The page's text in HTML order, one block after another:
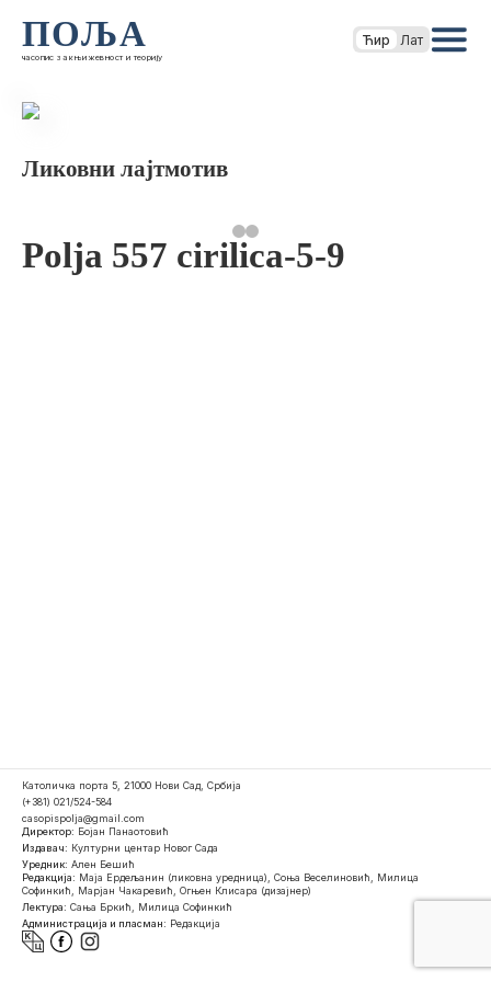
ПОЉА
часопис за књижевност и теорију
Ћир Лат
Ликовни лајтмотив
Polja 557 cirilica-5-9
Католичка порта 5, 21000 Нови Сад, Србија
(+381) 021/524-584
casopispolja@gmail.com
Директор: Бојан Панаотовић
Издавач: Културни центар Новог Сада
Уредник: Ален Бешић
Редакција: Маја Ердељанин (ликовна уредница), Соња Веселиновић, Милица
Софинкић, Марјан Чакаревић, Огњен Клисара (дизајнер)
Лектура: Сања Бркић, Милица Софинкић
Администрација и пласман: Редакција